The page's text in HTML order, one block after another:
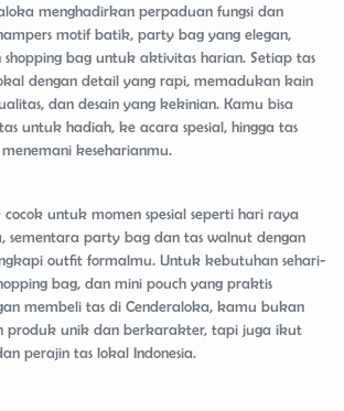
menghadirkan perpaduan fungsi dan
motif batik, party bag yang elegan,
bag untuk aktivitas harian. Setiap tas
dengan detail yang rapi, memadukan kain
dan desain yang kekinian. Kamu bisa
untuk hadiah, ke acara spesial, hingga tas
keseharianmu.
untuk momen spesial seperti hari raya
sementara party bag dan tas walnut dengan
outfit formalmu. Untuk kebutuhan sehari-
bag, dan mini pouch yang praktis
membeli tas di Cenderaloka, kamu bukan
produk unik dan berkarakter, tapi juga ikut
perajin tas lokal Indonesia.